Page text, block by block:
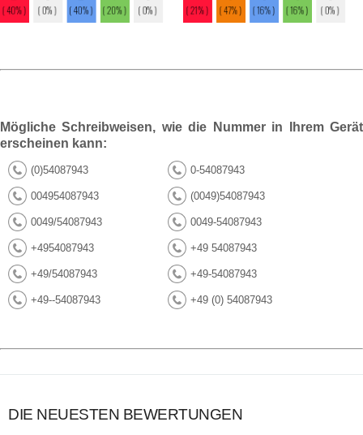
Mögliche Schreibweisen, wie die Nummer in Ihrem Gerät
erscheinen kann:
(0)54087943 0-54087943
004954087943 (0049)54087943
0049/54087943 0049-54087943
+4954087943 +49 54087943
+49/54087943 +49-54087943
+49--54087943 +49 (0) 54087943
DIE NEUESTEN BEWERTUNGEN